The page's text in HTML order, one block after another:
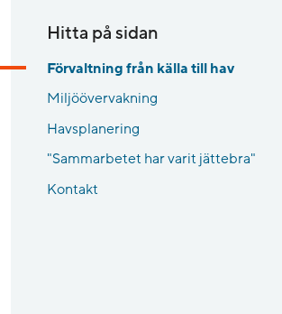
Hitta på sidan
Förvaltning från källa till hav
Miljöövervakning
Havsplanering
"Sammarbetet har varit jättebra"
Kontakt